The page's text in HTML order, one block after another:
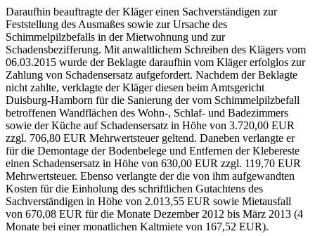
Daraufhin beauftragte der Kläger einen Sachverständigen zur
Feststellung des Ausmaßes sowie zur Ursache des
Schimmelpilzbefalls in der Mietwohnung und zur
Schadensbezifferung. Mit anwaltlichem Schreiben des Klägers vom
06.03.2015 wurde der Beklagte daraufhin vom Kläger erfolglos zur
Zahlung von Schadensersatz aufgefordert. Nachdem der Beklagte
nicht zahlte, verklagte der Kläger diesen beim Amtsgericht
Duisburg-Hamborn für die Sanierung der vom Schimmelpilzbefall
betroffenen Wandflächen des Wohn-, Schlaf- und Badezimmers
sowie der Küche auf Schadensersatz in Höhe von 3.720,00 EUR
zzgl. 706,80 EUR Mehrwertsteuer geltend. Daneben verlangte er
für die Demontage der Bodenbelege und Entfernen der Klebereste
einen Schadensersatz in Höhe von 630,00 EUR zzgl. 119,70 EUR
Mehrwertsteuer. Ebenso verlangte der die von ihm aufgewandten
Kosten für die Einholung des schriftlichen Gutachtens des
Sachverständigen in Höhe von 2.013,55 EUR sowie Mietausfall
von 670,08 EUR für die Monate Dezember 2012 bis März 2013 (4
Monate bei einer monatlichen Kaltmiete von 167,52 EUR).